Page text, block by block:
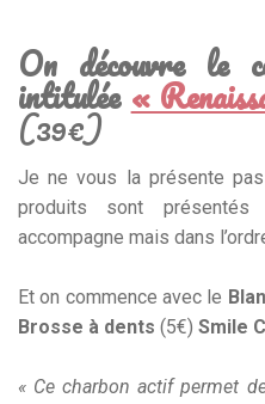
On découvre le
intitulée «
(39€)
Je ne vous la présente
produits sont
accompagne mais dans
Et on commence avec le
Brosse à dents (5€) Smile
« Ce charbon actif permet